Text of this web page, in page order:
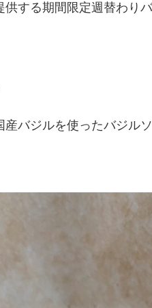
する期間限定週替わりバ
バジルを使ったバジルソ